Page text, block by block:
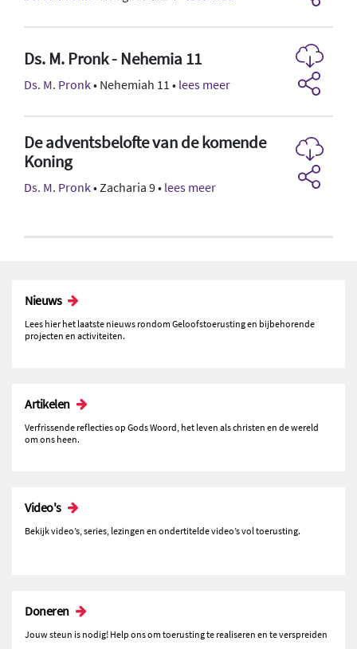
Ds. M. Pronk - Nehemia 11
Ds. M. Pronk• Nehemiah 11 • lees meer
De adventsbelofte van de komende
Koning
Ds. M. Pronk• Zacharia 9 • lees meer
Nieuws
Lees hier het laatste nieuws rondom Geloofstoerusting en bijbehorende
projecten en activiteiten.
Artikelen
Verfrissende reflecties op Gods Woord, het leven als christen en de wereld
om ons heen.
Video's
Bekijk video’s, series, lezingen en ondertitelde video’s vol toerusting.
Doneren
Jouw steun is nodig! Help ons om toerusting te realiseren en te verspreiden